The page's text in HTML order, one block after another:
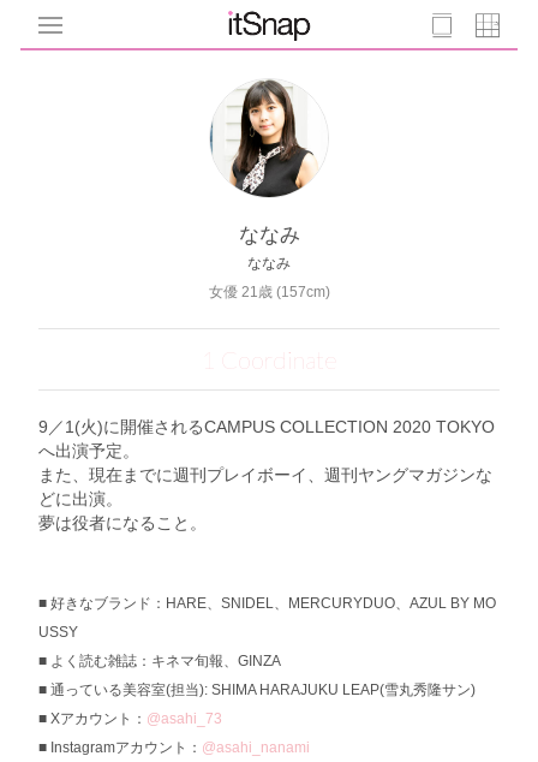
ななみ
ななみ
女優 21歳 (157cm)
1 Coordinate
9／1(火)に開催されるCAMPUS COLLECTION 2020 TOKYO
へ出演予定。
また、現在までに週刊プレイボーイ、週刊ヤングマガジンな
どに出演。
夢は役者になること。
好きなブランド：HARE、SNIDEL、MERCURYDUO、AZUL BY MO
USSY
よく読む雑誌：キネマ旬報、GINZA
通っている美容室(担当): SHIMA HARAJUKU LEAP(雪丸秀隆サン)
Xアカウント： @asahi_73
Instagramアカウント： @asahi_nanami